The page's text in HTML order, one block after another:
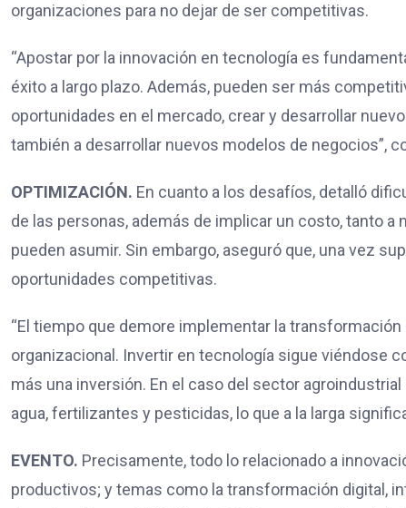
organizaciones para no dejar de ser competitivas.
“Apostar por la innovación en tecnología es
éxito a largo plazo. Además, pueden ser más
oportunidades en el mercado, crear y desarrollar
también a desarrollar nuevos modelos de negocios”,
OPTIMIZACIÓN. En cuanto a los desafíos, detalló
de las personas, además de implicar un costo, tanto
pueden asumir. Sin embargo, aseguró que, una vez
oportunidades competitivas.
“El tiempo que demore implementar la
organizacional. Invertir en tecnología sigue viéndose
más una inversión. En el caso del sector
agua, fertilizantes y pesticidas, lo que a la larga
EVENTO. Precisamente, todo lo relacionado a
productivos; y temas como la transformación digital,